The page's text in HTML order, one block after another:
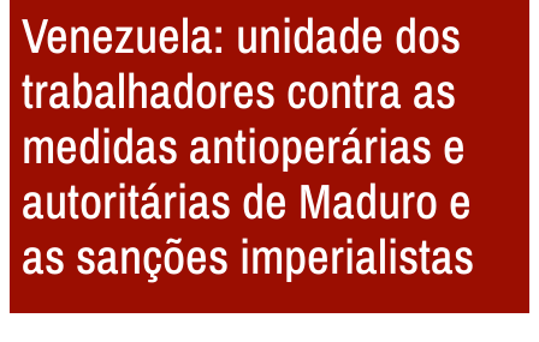
Venezuela: unidade dos
trabalhadores contra as
medidas antioperárias e
autoritárias de Maduro e
as sanções imperialistas